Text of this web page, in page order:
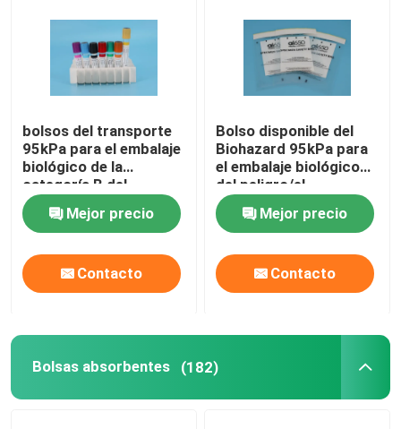
bolsos del transporte
95kPa para el embalaje
biológico de la
categoría B del
transporte de la
sustancia UN3373
Mejor precio
Contacto
Bolso disponible del
Biohazard 95kPa para
el embalaje biológico
del peligro/el
espécimen infeccioso
Mejor precio
Contacto
Bolsas absorbentes (182)